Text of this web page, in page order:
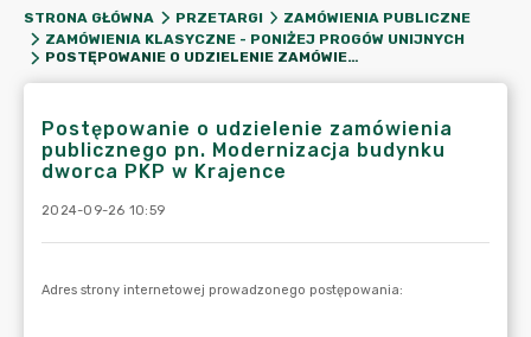
STRONA GŁÓWNA PRZETARGI
ZAMÓWIENIA PUBLICZNE
ZAMÓWIENIA KLASYCZNE - PONIŻEJ PROGÓW UNIJNYCH
POSTĘPOWANIE O UDZIELENIE ZAMÓWIENIA PUBLICZNEGO PN. MODERNIZACJA BUDYNKU DWORCA PKP W KRAJENCE
Postępowanie o udzielenie zamówienia
publicznego pn. Modernizacja budynku
dworca PKP w Krajence
2024-09-26 10:59